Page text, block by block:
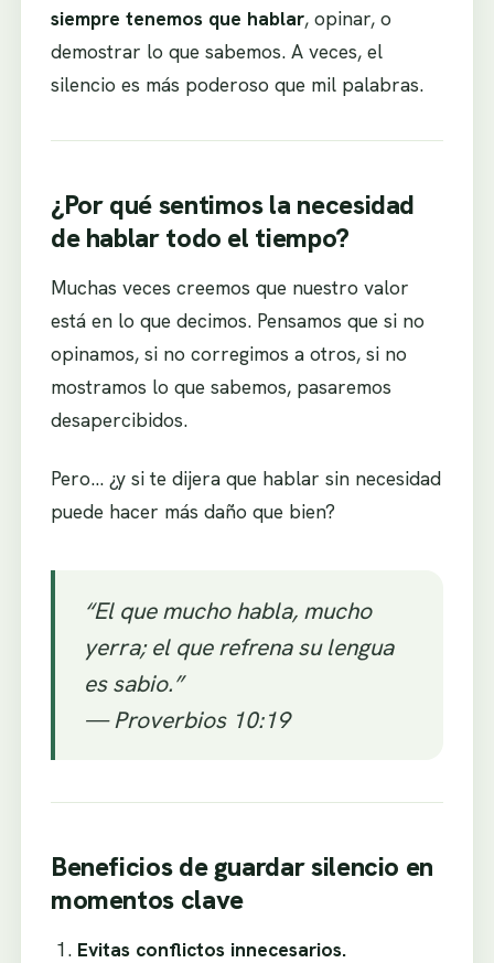
siempre tenemos que hablar, opinar, o
demostrar lo que sabemos. A veces, el
silencio es más poderoso que mil palabras.
¿Por qué sentimos la necesidad
de hablar todo el tiempo?
Muchas veces creemos que nuestro valor
está en lo que decimos. Pensamos que si no
opinamos, si no corregimos a otros, si no
mostramos lo que sabemos, pasaremos
desapercibidos.
Pero… ¿y si te dijera que hablar sin necesidad
puede hacer más daño que bien?
“El que mucho habla, mucho
yerra; el que refrena su lengua
es sabio.”
— Proverbios 10:19
Beneficios de guardar silencio en
momentos clave
Evitas conflictos innecesarios.